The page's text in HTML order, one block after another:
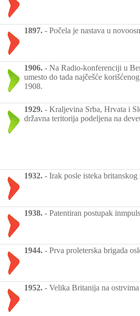
1897. - Počela je nastava u
1906. - Na Radio-konferenciji u
umesto do tada najčešće
1908.
1929. - Kraljevina Srba, Hrvata i
državna teritorija podeljena na
1932. - Irak posle isteka britanskog
1938. - Patentiran postupak
1944. - Prva proleterska brigada
1952. - Velika Britanija na